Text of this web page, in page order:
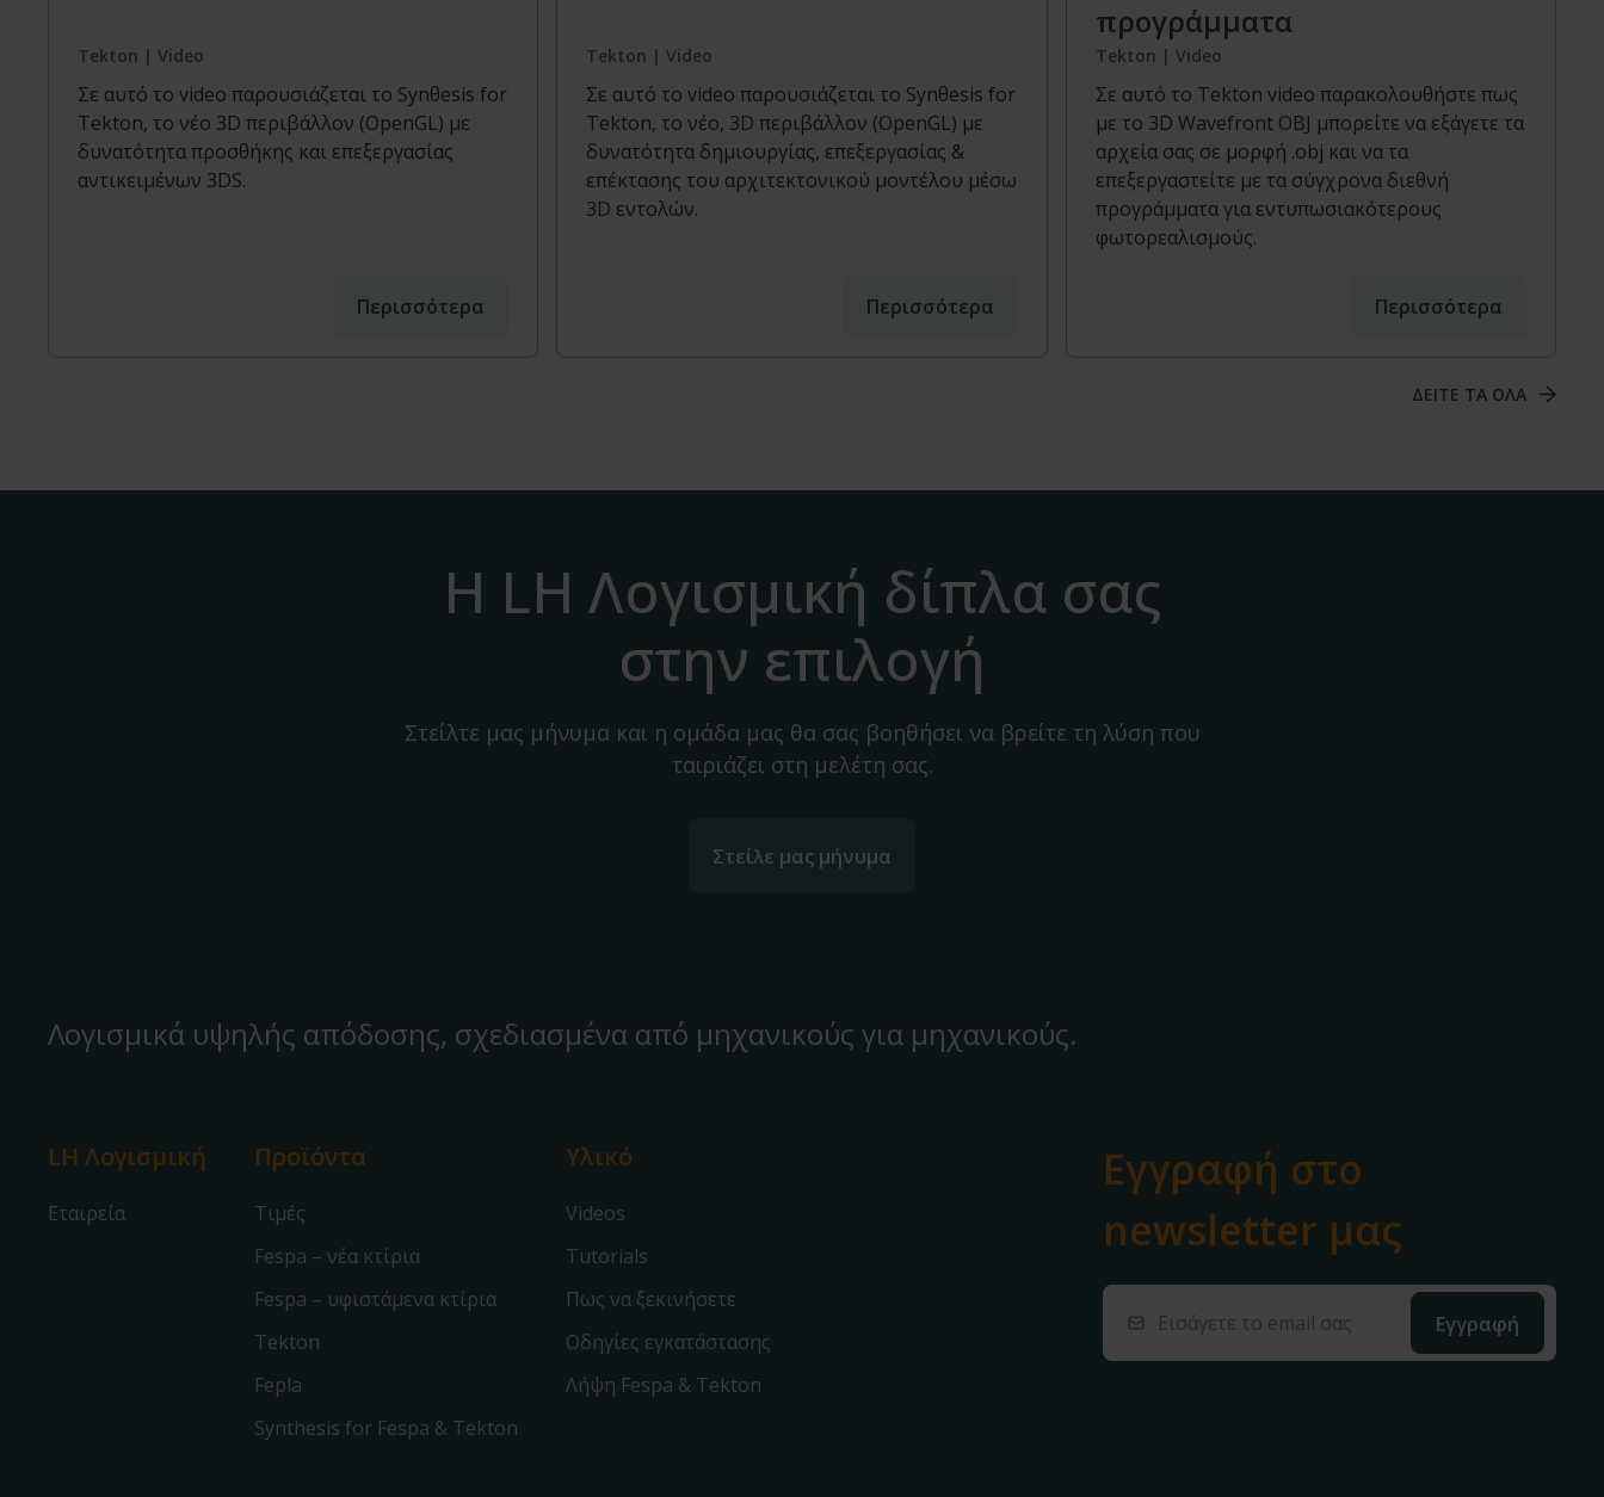
Tekton | Video
Σε αυτό το video παρουσιάζεται το Synθesis for
Tekton, το νέο 3D περιβάλλον (OpenGL) με
δυνατότητα προσθήκης και επεξεργασίας
αντικειμένων 3DS.
Περισσότερα
Tekton | Video
Σε αυτό το video παρουσιάζεται το Synθesis for
Tekton, το νέο, 3D περιβάλλον (OpenGL) με
δυνατότητα δημιουργίας, επεξεργασίας &
επέκτασης του αρχιτεκτονικού μοντέλου μέσω
3D εντολών.
Περισσότερα
προγράμματα
Tekton | Video
Σε αυτό το Tekton video παρακολουθήστε πως
με το 3D Wavefront OBJ μπορείτε να εξάγετε τα
αρχεία σας σε μορφή .οbj και να τα
επεξεργαστείτε με τα σύγχρονα διεθνή
προγράμματα για εντυπωσιακότερους
φωτορεαλισμούς.
Περισσότερα
ΔΕΙΤΕ ΤΑ ΟΛΑ
Η LH Λογισμική δίπλα σας
στην επιλογή
Στείλτε μας μήνυμα και η ομάδα μας θα σας βοηθήσει να βρείτε τη λύση που
ταιριάζει στη μελέτη σας.
Στείλε μας μήνυμα
Λογισμικά υψηλής απόδοσης, σχεδιασμένα από μηχανικούς για μηχανικούς.
LH Λογισμική
Εταιρεία
Προϊόντα
Τιμές
Fespa – νέα κτίρια
Fespa – υφιστάμενα κτίρια
Tekton
Fepla
Synthesis for Fespa & Tekton
Υλικό
Videos
Tutorials
Πως να ξεκινήσετε
Οδηγίες εγκατάστασης
Λήψη Fespa & Tekton
Εγγραφή στο
newsletter μας